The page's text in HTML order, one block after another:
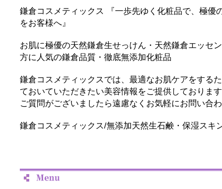
鎌倉コスメティックス 『一歩先ゆく化粧品で、極優
をお客様へ』
お肌に極優の天然鎌倉生せっけん・天然鎌倉エッセ
方に人気の鎌倉品質・徹底無添加化粧品
鎌倉コスメティックスでは、最適なお肌ケアをする
ておいていただきたい美容情報をご提供しておりま
ご質問がございましたら遠慮なくお気軽にお問い合
鎌倉コスメティックス/無添加天然生石鹸・保湿スキ